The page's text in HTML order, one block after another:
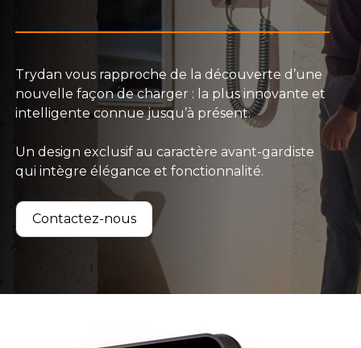
Trydan vous rapproche de la découverte d’une
nouvelle façon de charger : la plus innovante et
intelligente connue jusqu’à présent.
Un design exclusif au caractère avant-gardiste
qui intègre élégance et fonctionnalité.
Contactez-nous